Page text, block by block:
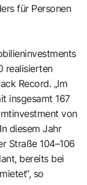
für Personen
realisierten
Record. „Im
insgesamt 167
von
diesem Jahr
Straße 104–106
bereits bei
so